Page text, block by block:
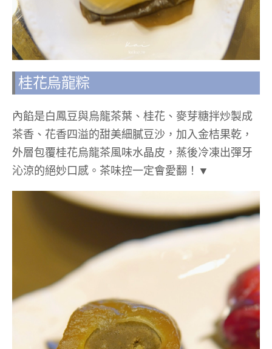
桂花烏龍粽
內餡是白鳳豆與烏龍茶葉、桂花、麥芽糖拌炒製成
茶香、花香四溢的甜美細膩豆沙，加入金桔果乾，
外層包覆桂花烏龍茶風味水晶皮，蒸後冷凍出彈牙
沁涼的絕妙口感。茶味控一定會愛翻！▼